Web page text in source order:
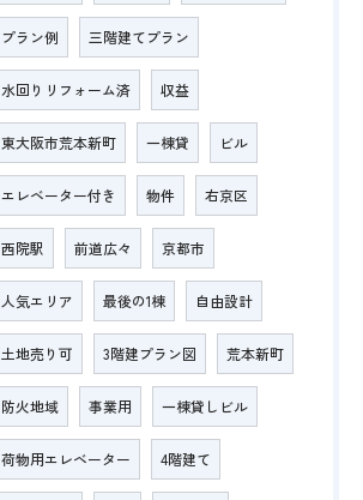
プラン例 三階建てプラン
水回りリフォーム済 収益
東大阪市荒本新町 一棟貸 ビル
エレベーター付き 物件 右京区
西院駅 前道広々 京都市
人気エリア 最後の1棟 自由設計
土地売り可 3階建プラン図 荒本新町
防火地域 事業用 一棟貸しビル
荷物用エレベーター 4階建て